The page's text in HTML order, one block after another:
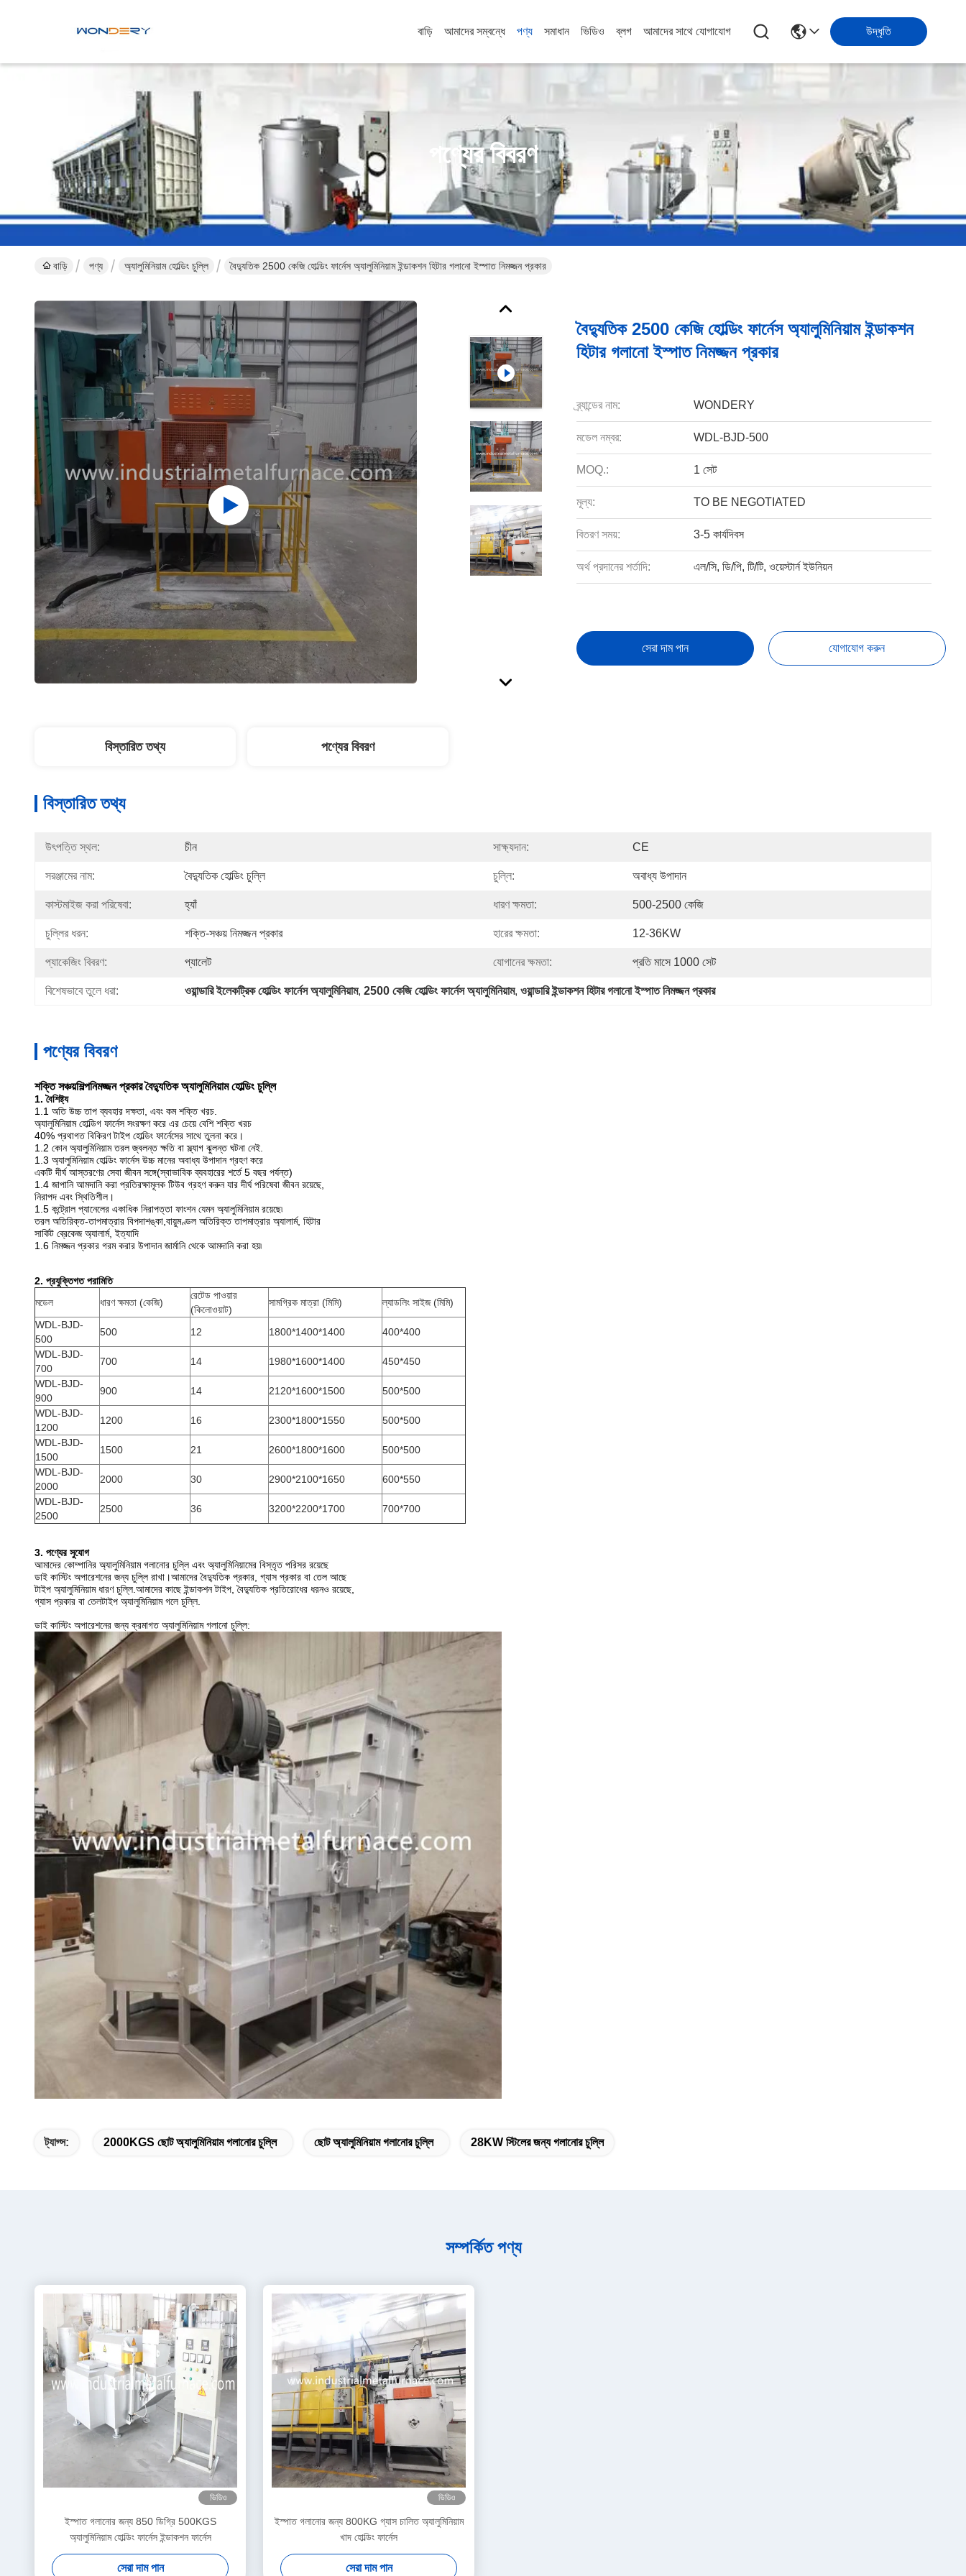
বাড়ি আমাদের সম্বন্ধে পণ্য সমাধান ভিডিও ব্লগ আমাদের সাথে যোগাযোগ উদ্ধৃতি
পণ্যের বিবরণ
বাড়ি পণ্য অ্যালুমিনিয়াম হোল্ডিং চুল্লি বৈদ্যুতিক 2500 কেজি হোল্ডিং ফার্নেস অ্যালুমিনিয়াম ইন্ডাকশন হিটার গলানো ইস্পাত নিমজ্জন প্রকার
বৈদ্যুতিক 2500 কেজি হোল্ডিং ফার্নেস অ্যালুমিনিয়াম ইন্ডাকশন
হিটার গলানো ইস্পাত নিমজ্জন প্রকার
ব্র্যান্ডের নাম: WONDERY
মডেল নম্বর: WDL-BJD-500
MOQ.: 1 সেট
মূল্য: TO BE NEGOTIATED
বিতরণ সময়: 3-5 কার্যদিবস
অর্থ প্রদানের শর্তাদি: এল/সি, ডি/পি, টি/টি, ওয়েস্টার্ন ইউনিয়ন
সেরা দাম পান যোগাযোগ করুন
বিস্তারিত তথ্য পণ্যের বিবরণ
বিস্তারিত তথ্য
উৎপত্তি স্থল: চীন সাক্ষ্যদান: CE
সরঞ্জামের নাম: বৈদ্যুতিক হোল্ডিং চুল্লি চুল্লি: অবাধ্য উপাদান
কাস্টমাইজ করা পরিষেবা: হ্যাঁ ধারণ ক্ষমতা: 500-2500 কেজি
চুল্লির ধরন: শক্তি-সঞ্চয় নিমজ্জন প্রকার হারের ক্ষমতা: 12-36KW
প্যাকেজিং বিবরণ: প্যালেট যোগানের ক্ষমতা: প্রতি মাসে 1000 সেট
বিশেষভাবে তুলে ধরা: ওয়ান্ডারি ইলেকট্রিক হোল্ডিং ফার্নেস অ্যালুমিনিয়াম, 2500 কেজি হোল্ডিং ফার্নেস অ্যালুমিনিয়াম, ওয়ান্ডারি ইন্ডাকশন হিটার গলানো ইস্পাত নিমজ্জন প্রকার
পণ্যের বিবরণ
শক্তি সঞ্চয়শিল্পনিমজ্জন প্রকার বৈদ্যুতিক অ্যালুমিনিয়াম হোল্ডিং চুল্লি
1. বৈশিষ্ট্য
1.1 অতি উচ্চ তাপ ব্যবহার দক্ষতা, এবং কম শক্তি খরচ.
অ্যালুমিনিয়াম হোল্ডিগ ফার্নেস সংরক্ষণ করে এর চেয়ে বেশি শক্তি খরচ
40% প্রথাগত বিকিরণ টাইপ হোল্ডিং ফার্নেসের সাথে তুলনা করে।
1.2 কোন অ্যালুমিনিয়াম তরল জ্বলন্ত ক্ষতি বা স্ল্যাগ ঝুলন্ত ঘটনা নেই.
1.3 অ্যালুমিনিয়াম হোল্ডিং ফার্নেস উচ্চ মানের অবাধ্য উপাদান গ্রহণ করে
একটি দীর্ঘ আস্তরণের সেবা জীবন সঙ্গে(স্বাভাবিক ব্যবহারের শর্তে 5 বছর পর্যন্ত)
1.4 জাপানি আমদানি করা প্রতিরক্ষামূলক টিউব গ্রহণ করুন যার দীর্ঘ পরিষেবা জীবন রয়েছে,
নিরাপদ এবং স্থিতিশীল।
1.5 কন্ট্রোল প্যানেলের একাধিক নিরাপত্তা ফাংশন যেমন অ্যালুমিনিয়াম রয়েছে৷
তরল অতিরিক্ত-তাপমাত্রার বিপদাশঙ্কা, বায়ুমণ্ডল অতিরিক্ত তাপমাত্রার অ্যালার্ম, হিটার
সার্কিট ব্রেকেজ অ্যালার্ম, ইত্যাদি
1.6 নিমজ্জন প্রকার গরম করার উপাদান জার্মানি থেকে আমদানি করা হয়৷
2. প্রযুক্তিগত পরামিতি
মডেল
ধারণ ক্ষমতা (কেজি)
রেটেড পাওয়ার
(কিলোওয়াট)
সামগ্রিক মাত্রা (মিমি)
ল্যাডলিং সাইজ (মিমি)
WDL-BJD-
500
500 12 1800*1400*1400
400*400
WDL-BJD-
700
700 14 1980*1600*1400
450*450
WDL-BJD-
900
900 14 2120*1600*1500
500*500
WDL-BJD-
1200
1200 16 2300*1800*1550
500*500
WDL-BJD-
1500
1500 21 2600*1800*1600
500*500
WDL-BJD-
2000
2000 30 2900*2100*1650
600*550
WDL-BJD-
2500
2500 36 3200*2200*1700 700*700
3. পণ্যের সুযোগ
আমাদের কোম্পানির অ্যালুমিনিয়াম গলানোর চুল্লি এবং অ্যালুমিনিয়ামের বিস্তৃত পরিসর রয়েছে
ডাই কাস্টিং অপারেশনের জন্য চুল্লি রাখা।আমাদের বৈদ্যুতিক প্রকার, গ্যাস প্রকার বা তেল আছে
টাইপ অ্যালুমিনিয়াম ধারণ চুল্লি.আমাদের কাছে ইন্ডাকশন টাইপ, বৈদ্যুতিক প্রতিরোধের ধরনও রয়েছে,
গ্যাস প্রকার বা তেলটাইপ অ্যালুমিনিয়াম গলে চুল্লি.
ডাই কাস্টিং অপারেশনের জন্য ক্রমাগত অ্যালুমিনিয়াম গলানো চুল্লি:
ট্যাগ্স: 2000KGS ছোট অ্যালুমিনিয়াম গলানোর চুল্লি ছোট অ্যালুমিনিয়াম গলানোর চুল্লি 28KW স্টিলের জন্য গলানোর চুল্লি
সম্পর্কিত পণ্য
ভিডিও
ইস্পাত গলানোর জন্য 850 ডিগ্রি 500KGS
অ্যালুমিনিয়াম হোল্ডিং ফার্নেস ইন্ডাকশন ফার্নেস
সেরা দাম পান
ভিডিও
ইস্পাত গলানোর জন্য 800KG গ্যাস চালিত অ্যালুমিনিয়াম
খাদ হোল্ডিং ফার্নেস
সেরা দাম পান